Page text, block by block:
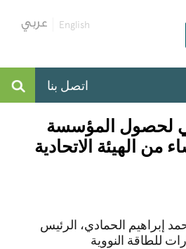
English
اتصل بنا
لحصول المؤسسة
من الهيئة الاتحادية
إبراهيم الحمادي، الرئيس
للطاقة النووية